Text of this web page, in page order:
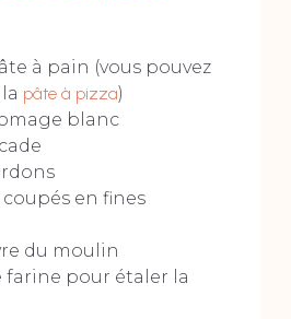
à pain (vous pouvez
pâte à pizza)
blanc
en fines
du moulin
farine pour étaler la